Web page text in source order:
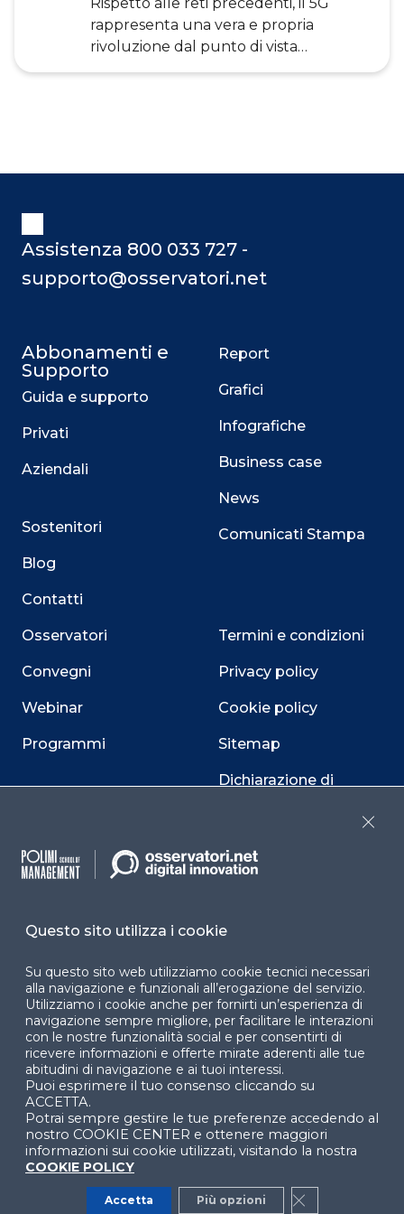
Agricoltura, Manufacturing, Logistica,
Trasporti, Entertainment: nessun
settore è o sarà escluso dalla
rappresenta una vera e propria
rivoluzione dal punto di vista
tecnologico. Purtroppo però non se
Presunti rischi e danni collaterali per il
timori. L’emissione di queste onde
pericolosa come si dice? La risposta è
Assistenza 800 033 727 -
supporto@osservatori.net
Abbonamenti e
Supporto
Guida e supporto
Privati
Aziendali
Sostenitori
Blog
Contatti
Osservatori
Convegni
Webinar
Programmi
Report
Grafici
Infografiche
Business case
News
Comunicati Stampa
Termini e condizioni
Privacy policy
Cookie policy
Sitemap
Dichiarazione di
Facebook LinkedIn
YouTube X
© 2024 Copyright © Politecnico di Milano Dipartimento
di Ingegneria Gestionale
Questo sito utilizza i cookie
Su questo sito web utilizziamo cookie tecnici necessari
alla navigazione e funzionali all’erogazione del servizio.
Utilizziamo i cookie anche per fornirti un’esperienza di
navigazione sempre migliore, per facilitare le interazioni
con le nostre funzionalità social e per consentirti di
ricevere informazioni e offerte mirate aderenti alle tue
abitudini di navigazione e ai tuoi interessi.
Puoi esprimere il tuo consenso cliccando su
ACCETTA.
Potrai sempre gestire le tue preferenze accedendo al
nostro COOKIE CENTER e ottenere maggiori
informazioni sui cookie utilizzati, visitando la nostra
COOKIE POLICY
Accetta Più opzioni Close GDPR